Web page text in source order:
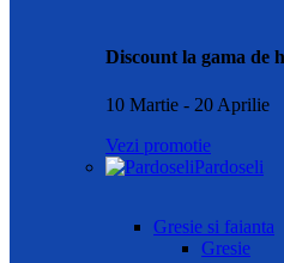
Discount la gama de
10 Martie - 20 Aprilie
Vezi promotie
Pardoseli
Gresie si faianta
Gresie